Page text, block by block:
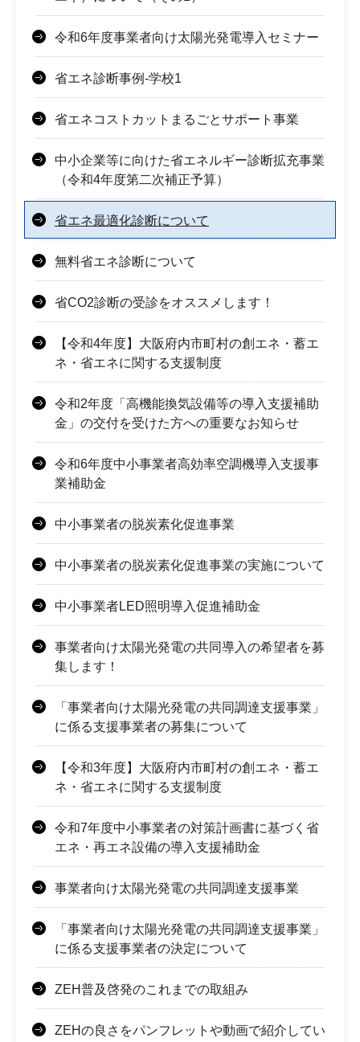
令和6年度事業者向け太陽光発電導入セミナー
省エネ診断事例-学校1
省エネコストカットまるごとサポート事業
中小企業等に向けた省エネルギー診断拡充事業
（令和4年度第二次補正予算）
省エネ最適化診断について
無料省エネ診断について
省CO2診断の受診をオススメします！
【令和4年度】大阪府内市町村の創エネ・蓄エ
ネ・省エネに関する支援制度
令和2年度「高機能換気設備等の導入支援補助
金」の交付を受けた方への重要なお知らせ
令和6年度中小事業者高効率空調機導入支援事
業補助金
中小事業者の脱炭素化促進事業
中小事業者の脱炭素化促進事業の実施について
中小事業者LED照明導入促進補助金
事業者向け太陽光発電の共同導入の希望者を募
集します！
「事業者向け太陽光発電の共同調達支援事業」
に係る支援事業者の募集について
【令和3年度】大阪府内市町村の創エネ・蓄エ
ネ・省エネに関する支援制度
令和7年度中小事業者の対策計画書に基づく省
エネ・再エネ設備の導入支援補助金
事業者向け太陽光発電の共同調達支援事業
「事業者向け太陽光発電の共同調達支援事業」
に係る支援事業者の決定について
ZEH普及啓発のこれまでの取組み
ZEHの良さをパンフレットや動画で紹介してい